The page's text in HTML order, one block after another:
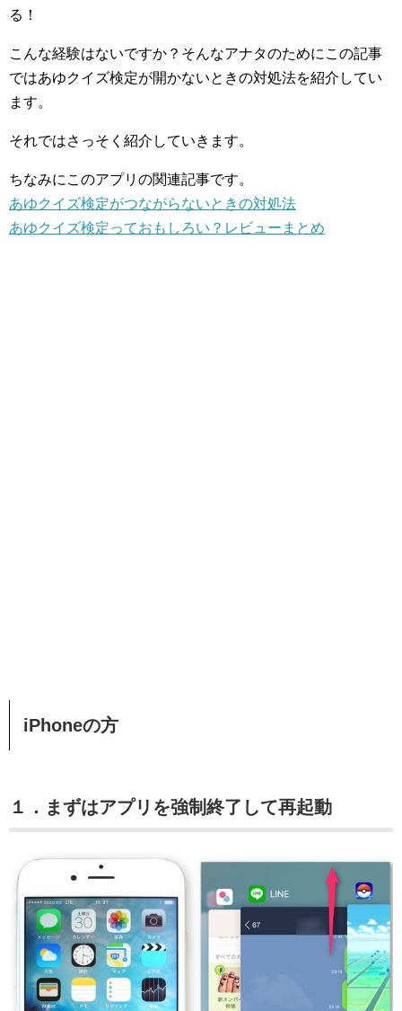
る！
こんな経験はないですか？そんなアナタのためにこの記事
ではあゆクイズ検定が開かないときの対処法を紹介してい
ます。
それではさっそく紹介していきます。
ちなみにこのアプリの関連記事です。
あゆクイズ検定がつながらないときの対処法
あゆクイズ検定っておもしろい？レビューまとめ
iPhoneの方
１．まずはアプリを強制終了して再起動